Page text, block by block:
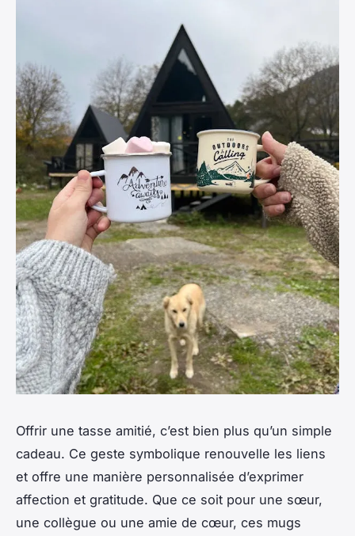
Offrir une tasse amitié, c’est bien plus qu’un simple
cadeau. Ce geste symbolique renouvelle les liens
et offre une manière personnalisée d’exprimer
affection et gratitude. Que ce soit pour une sœur,
une collègue ou une amie de cœur, ces mugs